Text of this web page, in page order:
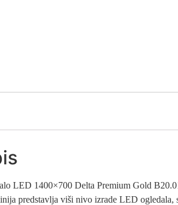
LED 1400×700 Delta Premium Gold
predstavlja viši nivo izrade LED ogledala,